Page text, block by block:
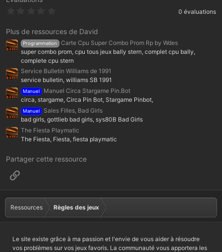
0
é
t
o
i
l
e
(
)
0 évaluations
Plus de ressources de David
Programmation
Carte Cpu Super Combo Prom Rp by Wdes
super combo prom, cpu tous jeux bally stern, complet cpu bally,
complete cpu stern
Service Bulletin Williams de 1991
service bulletin, williams SB 1991
Manuel
Manuel Circa Stargame Pin.Bot
circa, stargame, Circa Pin Bot, Stargame Pinbot,
Manuel
Sales Filles, Bad Girls
bad girls, gottlieb bad girls, sys80B Bad Girls
The Fiesta Playmatic
The Fiesta, Fiesta, fiesta playmatic
Partager cette ressource
Lien
Ressources Règles des jeux
Le site existe grâce à ma passion et l'envie de vous aider à résoudre
vos problèmes sur vos jeux favoris. La communauté vous apportera les